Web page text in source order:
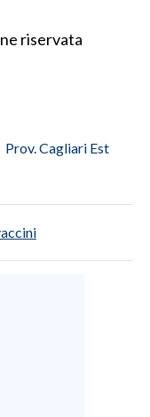
riservata
Prov. Cagliari Est